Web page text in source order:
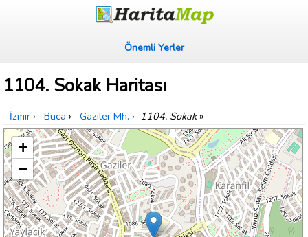
Önemli Yerler
1104. Sokak Haritası
İzmir › Buca › Gaziler Mh. › 1104. Sokak»
+
−